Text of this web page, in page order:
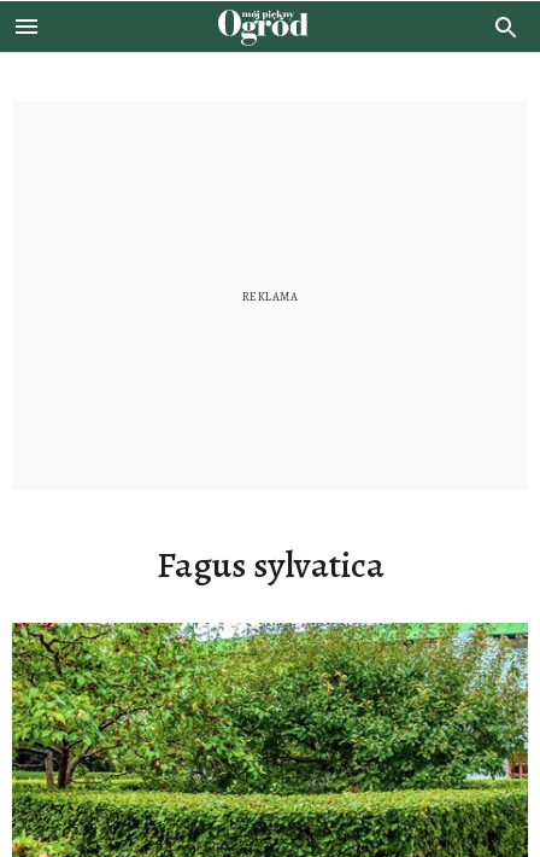
Fagus sylvatica